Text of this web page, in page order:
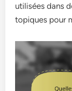
utilisées dans
topiques pour